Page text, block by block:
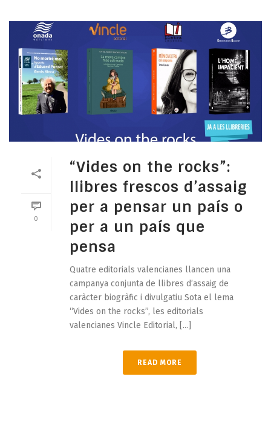
0
“Vides on the rocks”:
llibres frescos d’assaig
per a pensar un país o
per a un país que
pensa
Quatre editorials valencianes llancen una
campanya conjunta de llibres d’assaig de
caràcter biogràfic i divulgatiu Sota el lema
“Vides on the rocks”, les editorials
valencianes Vincle Editorial, [...]
READ MORE